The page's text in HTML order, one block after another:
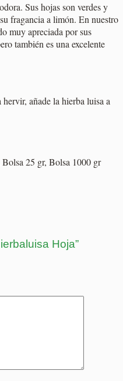
Sus hojas son verdes y
fragancia a limón. En nuestro
muy apreciada por sus
también es una excelente
añade la hierba luisa a
25 gr, Bolsa 1000 gr
Hoja”